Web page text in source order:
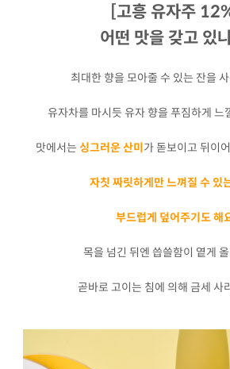
[고흥 유자주
어떤 맛을 갖고 있
최대한 향을 모아줄 수 있는 잔을
유자차를 마시듯 유자 향을 푸짐하게 느
맛에서는 싱그러운 산미가 돋보이고 뒤이
자칫 짜릿하게만 느껴질 수 있
부드럽게 덮어주기도 해
목을 넘긴 뒤엔 씁쓸함이 옅게
곧바로 고이는 침에 의해 금세 사